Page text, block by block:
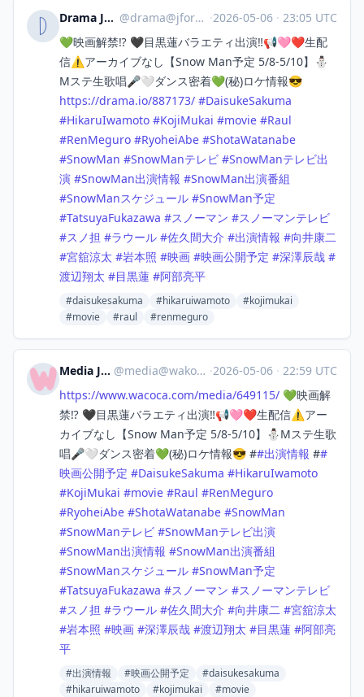
Drama Japan @drama@jforo.com ·2026-05-06 · 23:05 UTC
💚映画解禁⁉️ 🖤目黒蓮バラエティ出演‼️📢🩷❤️生配
信⚠️アーカイブなし【Snow Man予定 5/8-5/10】⛄
Mステ生歌唱🎤🤍ダンス密着💚(秘)ロケ情報😎
https://drama.io/887173/ #DaisukeSakuma
#HikaruIwamoto #KojiMukai #movie #Raul
#RenMeguro #RyoheiAbe #ShotaWatanabe
#SnowMan #SnowManテレビ #SnowManテレビ出
演 #SnowMan出演情報 #SnowMan出演番組
#SnowManスケジュール #SnowMan予定
#TatsuyaFukazawa #スノーマン #スノーマンテレビ
#スノ担 #ラウール #佐久間大介 #出演情報 #向井康二
#宮舘涼太 #岩本照 #映画 #映画公開予定 #深澤辰哉 #
渡辺翔太 #目黒蓮 #阿部亮平
#daisukesakuma #hikaruiwamoto
#kojimukai
#movie
#raul #renmeguro
Media Japan @media@wakoka.com ·2026-05-06 · 22:59 UTC
https://www.wacoca.com/media/649115/ 💚映画解
禁⁉️ 🖤目黒蓮バラエティ出演‼️📢🩷❤️生配信⚠️アー
カイブなし【Snow Man予定 5/8-5/10】⛄Mステ生歌
唱🎤🤍ダンス密着💚(秘)ロケ情報😎 ##出演情報 ##
映画公開予定 #DaisukeSakuma #HikaruIwamoto
#KojiMukai #movie #Raul #RenMeguro
#RyoheiAbe #ShotaWatanabe #SnowMan
#SnowManテレビ #SnowManテレビ出演
#SnowMan出演情報 #SnowMan出演番組
#SnowManスケジュール #SnowMan予定
#TatsuyaFukazawa #スノーマン #スノーマンテレビ
#スノ担 #ラウール #佐久間大介 #向井康二 #宮舘涼太
#岩本照 #映画 #深澤辰哉 #渡辺翔太 #目黒蓮 #阿部亮
平
#出演情報 #映画公開予定
#daisukesakuma
#hikaruiwamoto
#kojimukai #movie